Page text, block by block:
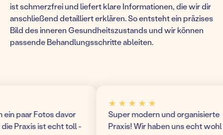
ist schmerzfrei und liefert klare Informationen, die wir dir
anschließend detailliert erklären. So entsteht ein präzises
Bild des inneren Gesundheitszustands und wir können
passende Behandlungsschritte ableiten.
paar Fotos davor
ist echt toll -
★ ★ ★ ★ ★
Super modern und organisierte
Praxis! Wir haben uns echt wohl